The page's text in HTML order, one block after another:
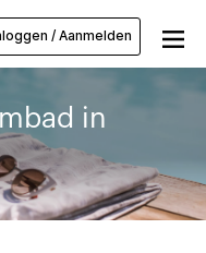
/ Aanmelden
in